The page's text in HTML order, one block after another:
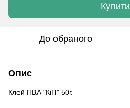
Купити
До обраного
Опис
Клей ПВА "КіП" 50г.